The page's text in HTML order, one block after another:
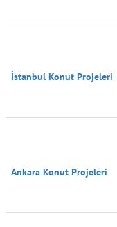
İstanbul Konut Projeleri
Ankara Konut Projeleri